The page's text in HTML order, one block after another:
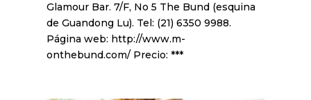
Glamour Bar. 7/F, No 5 The Bund (esquina
de Guandong Lu). Tel: (21) 6350 9988.
Página web: http://www.m-
onthebund.com/ Precio: ***